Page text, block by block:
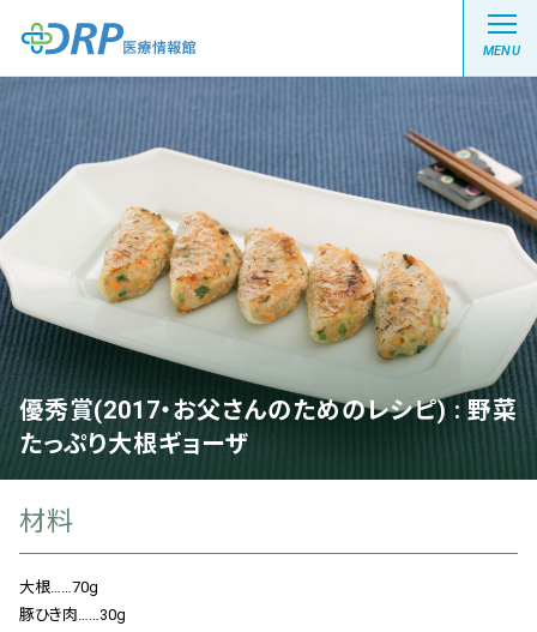
MENU
栄養健康レシピ
医療系学生記事
健康川柳
DRP医療情報館とは?
お知らせ
優秀賞(2017・お父さんのためのレシピ) : 野菜
たっぷり大根ギョーザ
材料
大根……70g
豚ひき肉……30g